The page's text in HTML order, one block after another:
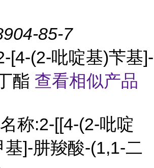
85-7
[4-(2-吡啶基)苄基]-
酯 查看相似产品
称:2-[[4-(2-吡啶
基]-肼羧酸-(1,1-二